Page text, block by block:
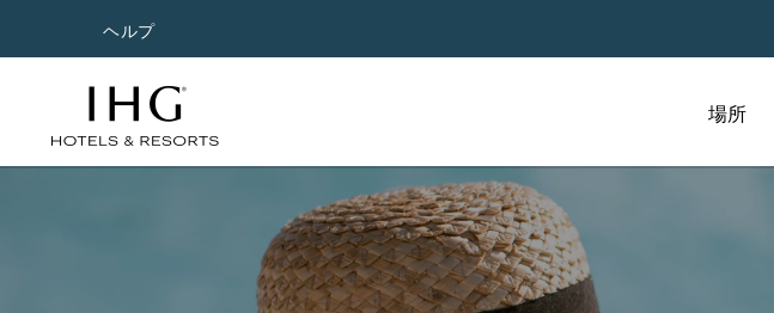
ヘルプ
場所